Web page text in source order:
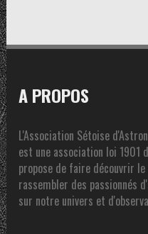
A PROPOS
L'Association Sétoise
est une association loi 1901
propose de faire découvrir
rassembler des passionnés
sur notre univers et